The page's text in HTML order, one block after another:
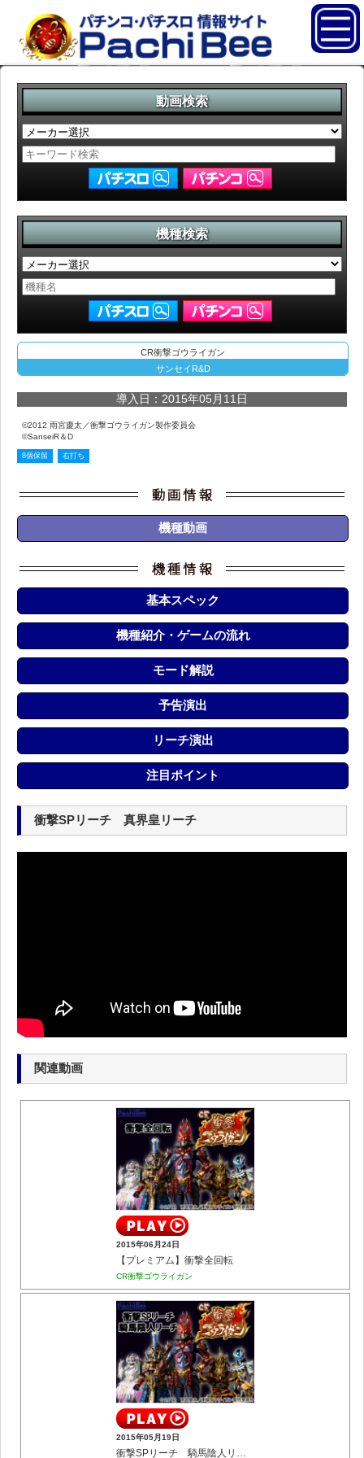
動画検索
機種検索
CR衝撃ゴウライガン
サンセイR&D
導入日：2015年05月11日
©2012 雨宮慶太／衝撃ゴウライガン製作委員会
©SanseiR＆D
8個保留 右打ち
機種動画
基本スペック
機種紹介・ゲームの流れ
モード解説
予告演出
リーチ演出
注目ポイント
衝撃SPリーチ 真界皇リーチ
関連動画
2015年06月24日
【プレミアム】衝撃全回転
CR衝撃ゴウライガン
2015年05月19日
衝撃SPリーチ 騎馬陰人リーチ